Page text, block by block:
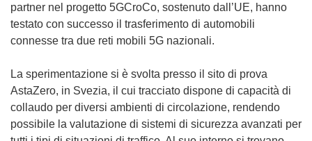
partner nel progetto 5GCroCo, sostenuto dall’UE, hanno
testato con successo il trasferimento di automobili
connesse tra due reti mobili 5G nazionali.
La sperimentazione si è svolta presso il sito di prova
AstaZero, in Svezia, il cui tracciato dispone di capacità di
collaudo per diversi ambienti di circolazione, rendendo
possibile la valutazione di sistemi di sicurezza avanzati per